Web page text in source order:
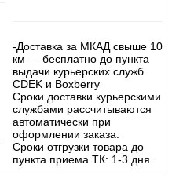
-Доставка за МКАД свыше 10
км — бесплатно до пункта
выдачи курьерских служб
CDEK и Boxberry
Сроки доставки курьерскими
службами рассчитываются
автоматически при
оформлении заказа.
Сроки отгрузки товара до
пункта приема ТК: 1-3 дня.